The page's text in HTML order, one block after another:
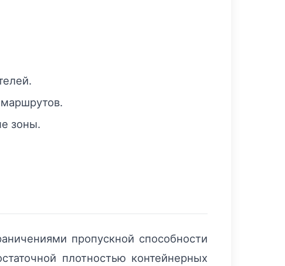
зоны.
пропускной способности
плотностью контейнерных